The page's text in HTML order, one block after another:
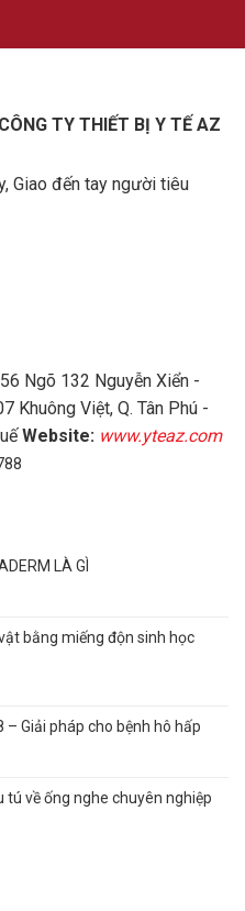
CÔNG TY THIẾT BỊ Y TẾ AZ
Giao đến tay người tiêu
Ngõ 132 Nguyễn Xiển -
Khuông Việt, Q. Tân Phú -
Website: www.yteaz.com
LÀ GÌ
bằng miếng độn sinh học
Giải pháp cho bệnh hô hấp
tú về ống nghe chuyên nghiệp